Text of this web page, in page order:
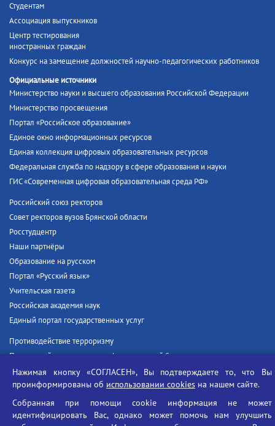
Студентам
Ассоциация выпускников
Центр тестирования
иностранных граждан
Конкурс на замещение должностей научно-педагогических работников
Официальные источники
Министерство науки и высшего образования Российской Федерации
Министерство просвещения
Портал «Российское образование»
Единое окно информационных ресурсов
Единая коллекция цифровых образовательных ресурсов
Федеральная служба по надзору в сфере образования и науки
ГИС «Современная цифровая образовательная среда РФ»
Российский союз ректоров
Совет ректоров вузов Брянской области
Росстудцентр
Наши партнёры
Образование на русском
Портал «Русский язык»
Учительская газета
Российская академия наук
Единый портал государственных услуг
Противодействие терроризму
Противодействие угрозам информационной безопасности
Социальные ролики - Генеральная прокуратура РФ
Противодействие коррупции
БГУ против наркотиков
Брянский государственный университет
Нажимая кнопку «СОГЛАСЕН», Вы подтверждаете то, что Вы
проинформированы об использовании cookies на нашем сайте.
Собранная при помощи cookie информация не может
идентифицировать Вас, однако может помочь нам улучшить